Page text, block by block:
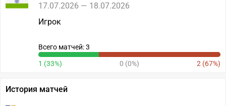
17.07.2026 — 18.07.2026
Игрок
Всего матчей: 3
1 (33%) 0 (0%) 2 (67%)
История матчей